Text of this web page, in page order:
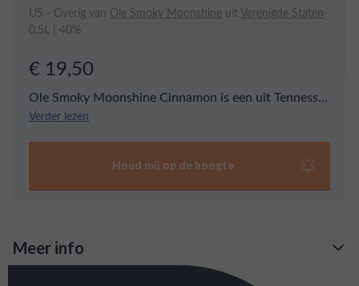
US - Overig van Ole Smoky Moonshine uitVerenigde Staten
0,5L | 40%
€ 19,50
Ole Smoky Moonshine Cinnamon is een uit Tennesse
afkomstig distillaat. Door de infusie van kaneel krijgt
Verder lezen
Houd mij op de hoogte
Meer info